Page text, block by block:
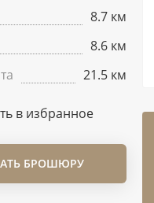
8.7 км
8.6 км
21.5 км
в избранное
БРОШЮРУ